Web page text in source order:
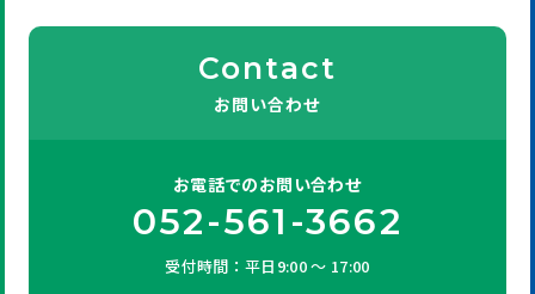
Contact
お問い合わせ
お電話でのお問い合わせ
052-561-3662
受付時間：平日9:00 ～ 17:00